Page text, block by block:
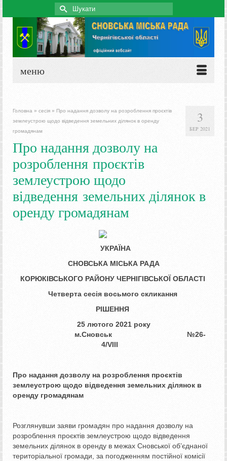
Search
for:
меню
3
БЕР 2021
Головна » сесія » Про надання дозволу на розроблення проєктів
землеустрою щодо відведення земельних ділянок в оренду
громадянам
Про надання дозволу на
розроблення проєктів
землеустрою щодо
відведення земельних ділянок в
оренду громадянам
УКРАЇНА
СНОВСЬКА МІСЬКА РАДА
КОРЮКІВСЬКОГО РАЙОНУ ЧЕРНІГІВСЬКОЇ ОБЛАСТІ
Четверта сесія восьмого скликання
РІШЕННЯ
25 лютого 2021 року
м.Сновськ №26-
4/VIII
Про надання дозволу на розроблення проєктів
землеустрою щодо відведення земельних ділянок в
оренду громадянам
Розглянувши заяви громадян про надання дозволу на
розроблення проєктів землеустрою щодо відведення
земельних ділянок в оренду в межах Сновської об’єднаної
територіальної громади, за погодженням постійної комісії